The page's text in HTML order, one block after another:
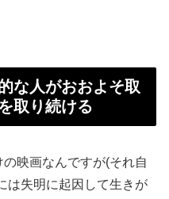
人がおおよそ取
取り続ける
映画なんですが(それ自
は失明に起因して生きが